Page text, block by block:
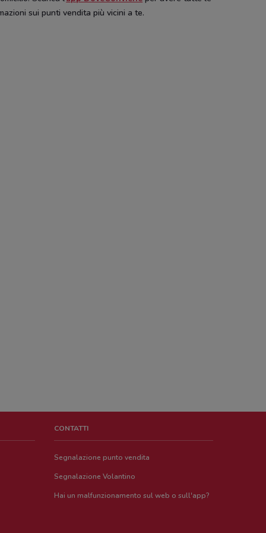
sui punti vendita più vicini a te.
CONTATTI
Segnalazione punto vendita
Segnalazione Volantino
Hai un malfunzionamento sul web o sull'app?